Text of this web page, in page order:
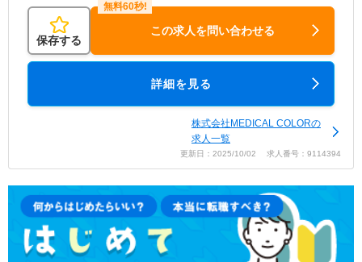
保存する
この求人を問い合わせる
詳細を見る
株式会社MEDICAL COLORの
求人一覧
更新日：2025/10/02 求人番号：9114394